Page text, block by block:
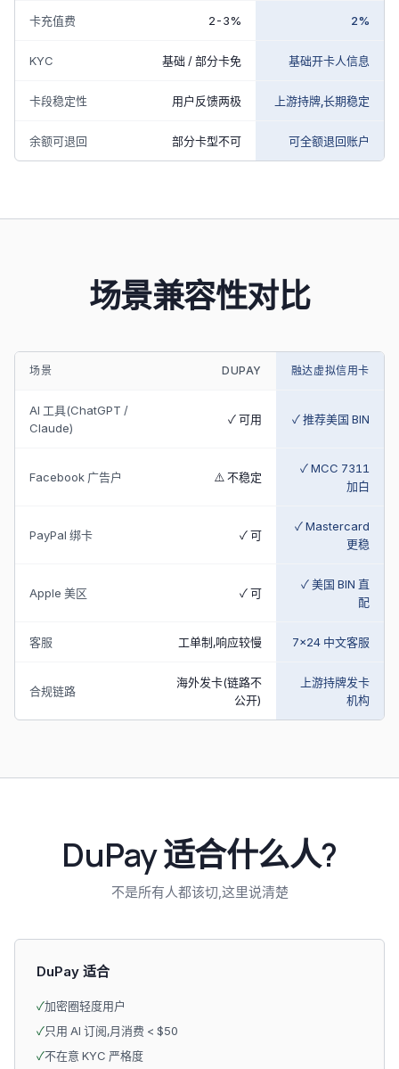
卡充值费 2-3% 2%
KYC 基础 / 部分卡免 基础开卡人信息
卡段稳定性 用户反馈两极 上游持牌,长期稳定
余额可退回 部分卡型不可 可全额退回账户
场景兼容性对比
场景 DUPAY 融达虚拟信用卡
AI 工具(ChatGPT /
Claude)
✓ 可用 ✓ 推荐美国 BIN
Facebook 广告户 ⚠️ 不稳定
✓ MCC 7311
加白
PayPal 绑卡 ✓ 可
✓ Mastercard
更稳
Apple 美区 ✓ 可
✓ 美国 BIN 直
配
客服 工单制,响应较慢 7×24 中文客服
合规链路
海外发卡(链路不
公开)
上游持牌发卡
机构
DuPay 适合什么人?
不是所有人都该切,这里说清楚
DuPay 适合
✓加密圈轻度用户
✓只用 AI 订阅,月消费 < $50
✓不在意 KYC 严格度